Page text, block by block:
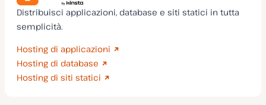
Distribuisci applicazioni, database e siti statici in tutta
semplicità.
Hosting di applicazioni
Hosting di database
Hosting di siti statici